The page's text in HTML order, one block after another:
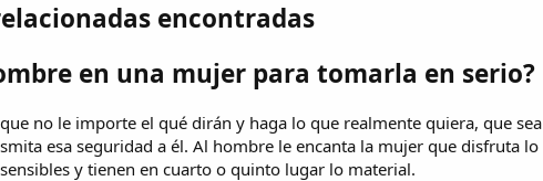
encontradas
en una mujer para tomarla en serio?
no le importe el qué dirán y haga lo que realmente quiera, que sea
esa seguridad a él. Al hombre le encanta la mujer que disfruta lo
y tienen en cuarto o quinto lugar lo material.